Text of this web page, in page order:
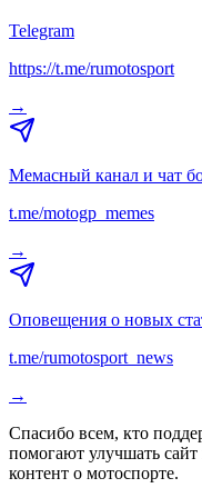
Telegram
https://t.me/rumotosport
→
Мемасный канал и чат
t.me/motogp_memes
→
Оповещения о новых
t.me/rumotosport_news
→
Спасибо всем, кто
помогают улучшать сайт
контент о мотоспорте.